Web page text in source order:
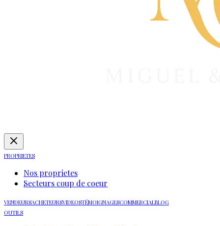
PROPRIETES
Nos proprietes
Secteurs coup de coeur
VENDEURSACHETEURSVIDEOSTÉMOIGNAGESCOMMERCIALBLOG
OUTILS